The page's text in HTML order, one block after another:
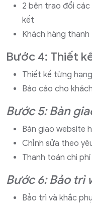
2 bên trao đổi
kết
Khách hàng
Bước 4: Thiết
Thiết kế từng
Báo cáo cho
Bước 5: Bàn
Bàn giao website
Chỉnh sửa theo
Thanh toán chi
Bước 6: Bảo trì
Bảo trì và khắc